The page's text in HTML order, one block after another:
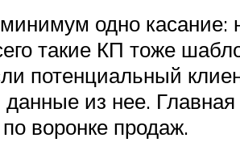
одно
такие КП тоже
потенциальный
из нее.
воронке продаж.